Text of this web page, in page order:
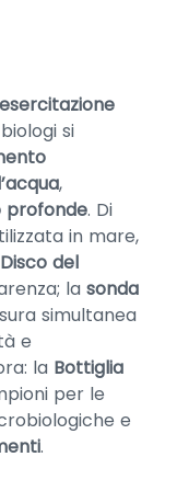
esercitazione
si
,
profonde. Di
in mare,
Disco del
la sonda
simultanea
e
la Bottiglia
per le
e
.